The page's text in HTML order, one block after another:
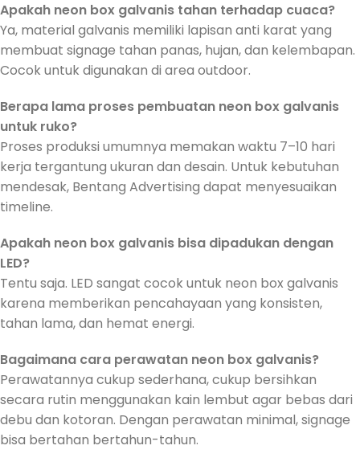
Apakah neon box galvanis tahan terhadap cuaca?
Ya, material galvanis memiliki lapisan anti karat yang
membuat signage tahan panas, hujan, dan kelembapan.
Cocok untuk digunakan di area outdoor.
Berapa lama proses pembuatan neon box galvanis
untuk ruko?
Proses produksi umumnya memakan waktu 7–10 hari
kerja tergantung ukuran dan desain. Untuk kebutuhan
mendesak, Bentang Advertising dapat menyesuaikan
timeline.
Apakah neon box galvanis bisa dipadukan dengan
LED?
Tentu saja. LED sangat cocok untuk neon box galvanis
karena memberikan pencahayaan yang konsisten,
tahan lama, dan hemat energi.
Bagaimana cara perawatan neon box galvanis?
Perawatannya cukup sederhana, cukup bersihkan
secara rutin menggunakan kain lembut agar bebas dari
debu dan kotoran. Dengan perawatan minimal, signage
bisa bertahan bertahun-tahun.